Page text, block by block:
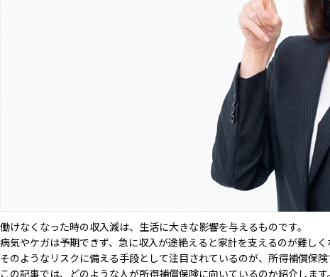
働けなくなった時の収入減は、生活に大きな影響を与えるものです。
病気やケガは予期できず、急に収入が途絶えると家計を支えるのが難しく
そのようなリスクに備える手段として注目されているのが、所得補償保険
この記事では、どのような人が所得補償保険に向いているのか紹介します。